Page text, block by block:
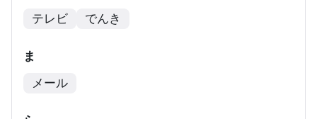
テレビ
でんき
ま
メール